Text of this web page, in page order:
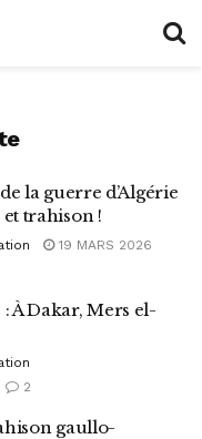
la guerre d’Algérie
et trahison !
19 MARS 2026
À Dakar, Mers el-
2
gaullo-